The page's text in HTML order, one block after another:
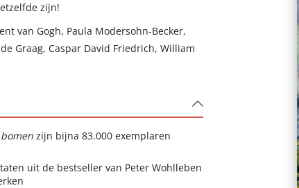
zijn!
van Gogh, Paula Modersohn-Becker,
Graag, Caspar David Friedrich, William
zijn bijna 83.000 exemplaren
uit de bestseller van Peter Wohlleben